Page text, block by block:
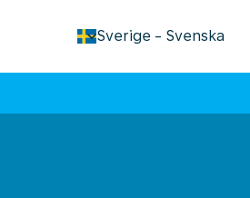
Sverige - Svenska
keyboard_arrow_down